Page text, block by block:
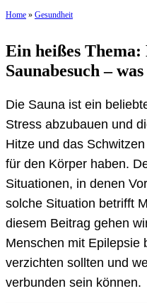
Home » Gesundheit
Ein heißes Thema:
Saunabesuch –
Die Sauna ist ein
Stress abzubauen und
Hitze und das
für den Körper haben.
Situationen, in denen
solche Situation betrifft
diesem Beitrag gehen
Menschen mit Epilepsie
verzichten sollten und
verbunden sein können.